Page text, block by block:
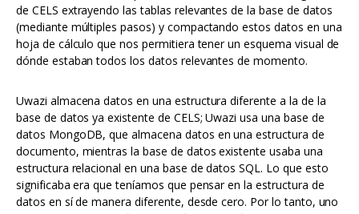
de CELS extrayendo las tablas relevantes de la base de datos
(mediante múltiples pasos) y compactando estos datos en una
hoja de cálculo que nos permitiera tener un esquema visual de
dónde estaban todos los datos relevantes de momento.
Uwazi almacena datos en una estructura diferente a la de la
base de datos ya existente de CELS; Uwazi usa una base de
datos MongoDB, que almacena datos en una estructura de
documento, mientras la base de datos existente usaba una
estructura relacional en una base de datos SQL. Lo que esto
significaba era que teníamos que pensar en la estructura de
datos en sí de manera diferente, desde cero. Por lo tanto, uno